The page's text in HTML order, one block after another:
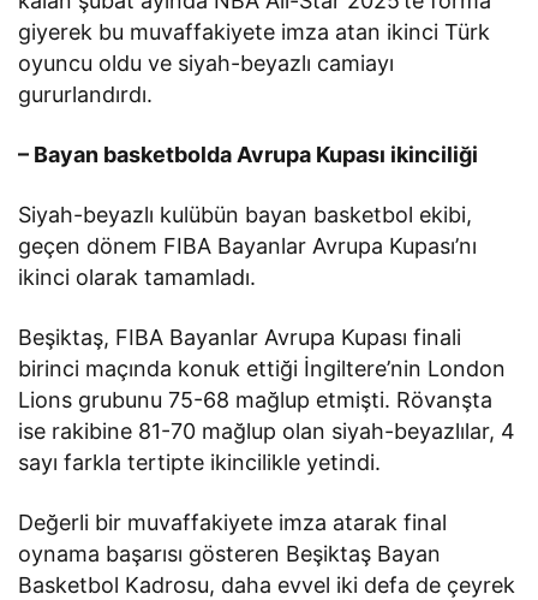
giyerek bu muvaffakiyete imza atan ikinci Türk
oyuncu oldu ve siyah-beyazlı camiayı
gururlandırdı.
– Bayan basketbolda Avrupa Kupası ikinciliği
Siyah-beyazlı kulübün bayan basketbol ekibi,
geçen dönem FIBA Bayanlar Avrupa Kupası’nı
ikinci olarak tamamladı.
Beşiktaş, FIBA Bayanlar Avrupa Kupası finali
birinci maçında konuk ettiği İngiltere’nin London
Lions grubunu 75-68 mağlup etmişti. Rövanşta
ise rakibine 81-70 mağlup olan siyah-beyazlılar, 4
sayı farkla tertipte ikincilikle yetindi.
Değerli bir muvaffakiyete imza atarak final
oynama başarısı gösteren Beşiktaş Bayan
Basketbol Kadrosu, daha evvel iki defa de çeyrek